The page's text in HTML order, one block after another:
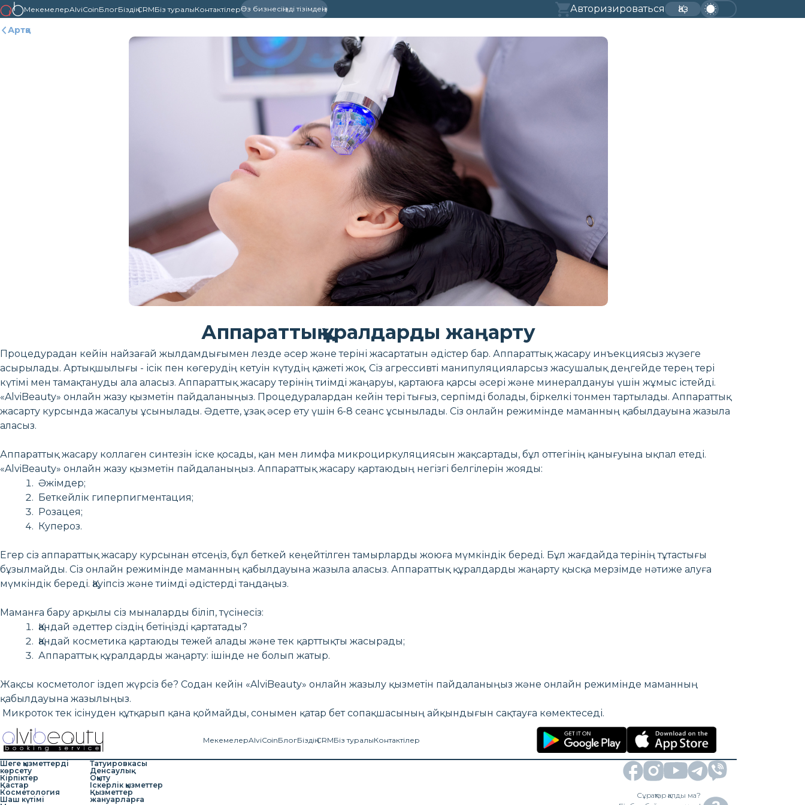
МекемелерAlviCoinБлогБіздің CRMБіз туралыКонтактілерӨз бизнесіңізді тізімдеңіз Авторизироваться Қаз
Артқа
Аппараттық құралдарды жаңарту
Процедурадан кейін найзағай жылдамдығымен лезде әсер және теріні жасартатын әдістер бар. Аппараттық жасару инъекциясыз жүзеге
асырылады. Артықшылығы - ісік пен көгерудің кетуін күтудің қажеті жоқ. Сіз агрессивті манипуляцияларсыз жасушалық деңгейде терең тері
күтімі мен тамақтануды ала аласыз. Аппараттық жасару терінің тиімді жаңаруы, қартаюға қарсы әсері және минералдануы үшін жұмыс істейді.
«AlviBeauty» онлайн жазу қызметін пайдаланыңыз. Процедуралардан кейін тері тығыз, серпімді болады, біркелкі тонмен тартылады. Аппараттық
жасарту курсында жасалуы ұсынылады. Әдетте, ұзақ әсер ету үшін 6-8 сеанс ұсынылады. Сіз онлайн режимінде маманның қабылдауына жазыла
аласыз.
Аппараттық жасару коллаген синтезін іске қосады, қан мен лимфа микроциркуляциясын жақсартады, бұл оттегінің қанығуына ықпал етеді.
«AlviBeauty» онлайн жазу қызметін пайдаланыңыз. Аппараттық жасару қартаюдың негізгі белгілерін жояды:
Әжімдер;
Беткейлік гиперпигментация;
Розацея;
Купероз.
Егер сіз аппараттық жасару курсынан өтсеңіз, бұл беткей кеңейтілген тамырларды жоюға мүмкіндік береді. Бұл жағдайда терінің тұтастығы
бұзылмайды. Сіз онлайн режимінде маманның қабылдауына жазыла аласыз. Аппараттық құралдарды жаңарту қысқа мерзімде нәтиже алуға
мүмкіндік береді. Қауіпсіз және тиімді әдістерді таңдаңыз.
Маманға бару арқылы сіз мыналарды біліп, түсінесіз:
Қандай әдеттер сіздің бетіңізді қартатады?
Қандай косметика қартаюды тежей алады және тек қарттықты жасырады;
Аппараттық құралдарды жаңарту: ішінде не болып жатыр.
Жақсы косметолог іздеп жүрсіз бе? Содан кейін «AlviBeauty» онлайн жазылу қызметін пайдаланыңыз және онлайн режимінде маманның
қабылдауына жазылыңыз.
Микроток тек ісінуден құтқарып қана қоймайды, сонымен қатар бет сопақшасының айқындығын сақтауға көмектеседі.
МекемелерAlviCoinБлогБіздің CRMБіз туралыКонтактілер
Шеге қызметтерді
көрсету
Кірпіктер
Қастар
Косметология
Шаш күтімі
Татуировкасы
Денсаулық
Оқыту
Іскерлік қызметтер
Қызметтер
жануарларға
Сұрақтар қалды ма?